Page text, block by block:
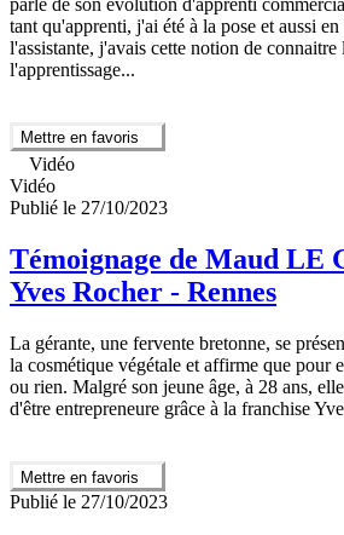
parle de son évolution d'apprenti
tant qu'apprenti, j'ai été à la pose et aussi
l'assistante, j'avais cette notion de connaitre
l'apprentissage...
Mettre en favoris
Vidéo
Vidéo
Publié le 27/10/2023
Témoignage de Maud LE
Yves Rocher - Rennes
La gérante, une fervente bretonne, se
la cosmétique végétale et affirme que pour
ou rien. Malgré son jeune âge, à 28 ans,
d'être entrepreneure grâce à la franchise
Mettre en favoris
Publié le 27/10/2023